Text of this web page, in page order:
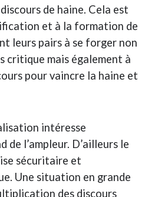
de haine. Cela est
et à la formation de
leurs pairs à se forger non
critique mais également à
pour vaincre la haine et
intéresse
de l’ampleur. D’ailleurs le
sécuritaire et
Une situation en grande
des discours